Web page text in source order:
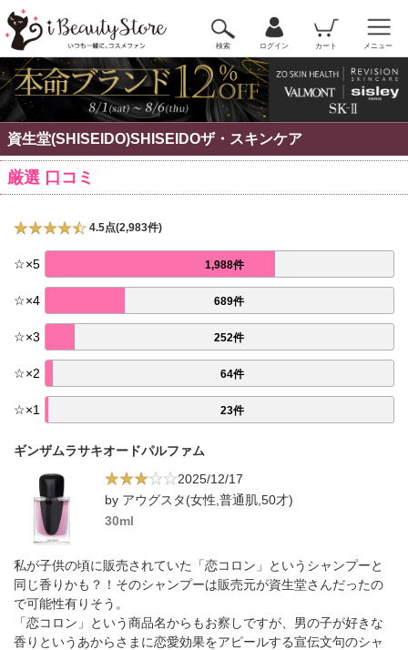
検索 ログイン カート メニュー
資生堂(SHISEIDO)SHISEIDOザ・スキンケア
厳選 口コミ
4.5点(2,983件)
☆×5 1,988件
☆×4 689件
☆×3 252件
☆×2 64件
☆×1 23件
ギンザムラサキオードパルファム
2025/12/17
by アウグスタ(女性,普通肌,50才)
30ml
私が子供の頃に販売されていた「恋コロン」というシャンプーと
同じ香りかも？！そのシャンプーは販売元が資生堂さんだったの
で可能性有りそう。
「恋コロン」という商品名からもお察しですが、男の子が好きな
香りというあからさまに恋愛効果をアピールする宣伝文句のシャ